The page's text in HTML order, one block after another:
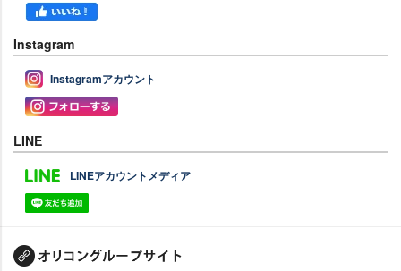
Instagram
Instagramアカウント
LINE
LINEアカウントメディア